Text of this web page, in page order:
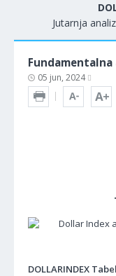
Jutarnja
Fundamentalna
05 jun, 2024
DOLLARINDEX